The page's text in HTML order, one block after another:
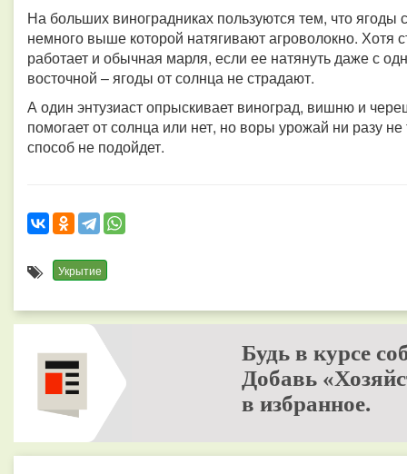
На больших виноградниках пользуются тем, что
немного выше которой натягивают агроволокно. Хотя
работает и обычная марля, если ее натянуть даже с
восточной – ягоды от солнца не страдают.
А один энтузиаст опрыскивает виноград, вишню и
помогает от солнца или нет, но воры урожай ни разу
способ не подойдет.
Укрытие
Будь в курсе
Добавь
в избранное.